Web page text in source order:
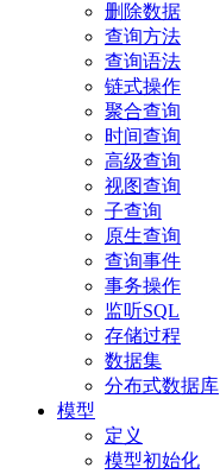
删除数据
查询方法
查询语法
链式操作
聚合查询
时间查询
高级查询
视图查询
子查询
原生查询
查询事件
事务操作
监听SQL
存储过程
数据集
分布式数据库
模型
定义
模型初始化